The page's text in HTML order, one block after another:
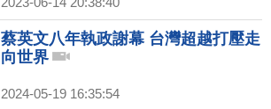
蔡英文八年執政謝幕 台灣超越打壓走
向世界
2024-05-19 16:35:54